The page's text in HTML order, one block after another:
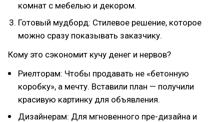
комнат с мебелью и декором.
Готовый мудборд: Стилевое решение, которое
можно сразу показывать заказчику.
Кому это сэкономит кучу денег и нервов?
Риелторам: Чтобы продавать не «бетонную
коробку», а мечту. Вставили план — получили
красивую картинку для объявления.
Дизайнерам: Для мгновенного пре-дизайна и